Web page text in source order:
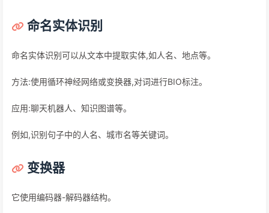
命名实体识别
命名实体识别可以从文本中提取实体,如人名、地点等。
方法:使用循环神经网络或变换器,对词进行BIO标注。
应用:聊天机器人、知识图谱等。
例如,识别句子中的人名、城市名等关键词。
变换器
它使用编码器-解码器结构。